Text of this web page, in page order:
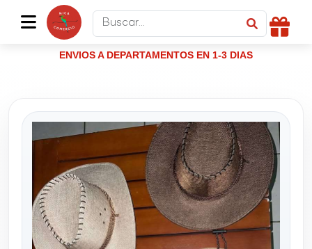
ENVIOS A DEPARTAMENTOS EN 1-3 DIAS